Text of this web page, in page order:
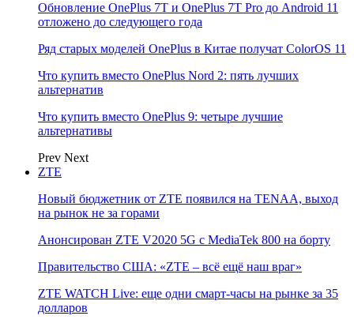
Обновление OnePlus 7T и OnePlus 7T Pro до Android 11
отложено до следующего года
Ряд старых моделей OnePlus в Китае получат ColorOS 11
Что купить вместо OnePlus Nord 2: пять лучших
альтернатив
Что купить вместо OnePlus 9: четыре лучшие
альтернативы
Prev Next
ZTE
Новый бюджетник от ZTE появился на TENAA, выход
на рынок не за горами
Анонсирован ZTE V2020 5G с MediaTek 800 на борту
Правительство США: «ZTE – всё ещё наш враг»
ZTE WATCH Live: еще одни смарт-часы на рынке за 35
долларов